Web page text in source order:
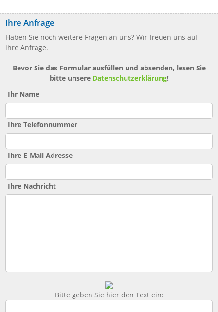
Ihre Anfrage
Haben Sie noch weitere Fragen an uns? Wir freuen uns auf
ihre Anfrage.
Bevor Sie das Formular ausfüllen und absenden, lesen Sie
bitte unsere Datenschutzerklärung!
Ihr Name
Ihre Telefonnummer
Ihre E-Mail Adresse
Ihre Nachricht
Bitte geben Sie hier den Text ein: